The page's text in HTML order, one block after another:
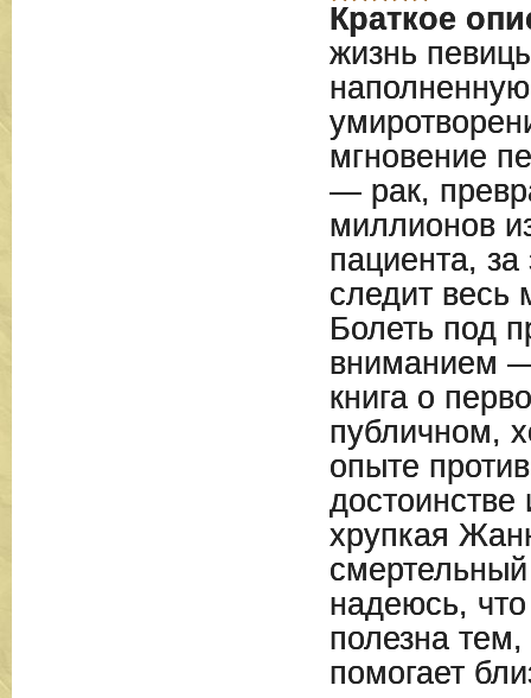
Краткое
жизнь
мгновение
— рак,
миллионов
пациента, за
следит весь
Болеть под
вниманием
книга о
публичном,
опыте
достоинстве
хрупкая
надеюсь, что
полезна
помогает